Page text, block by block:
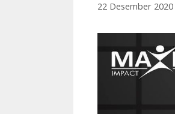
22 Desember 2020